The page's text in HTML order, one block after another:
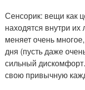
Сенсорик: вещи как
находятся внутри
меняет очень
дня (пусть даже
сильный
свою привычную